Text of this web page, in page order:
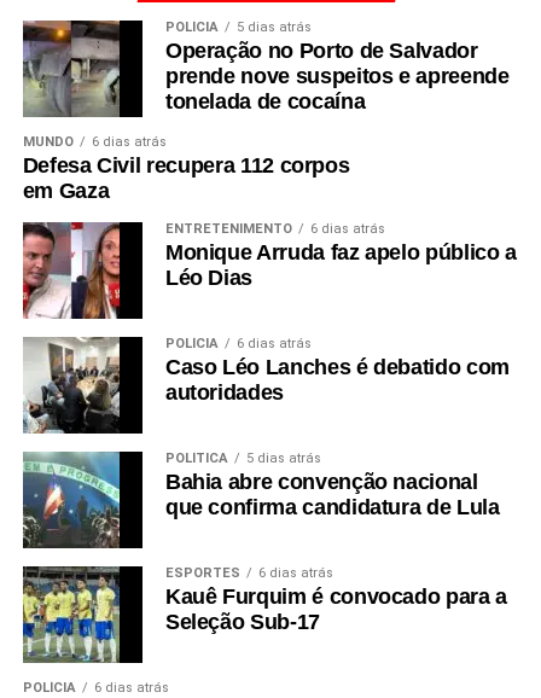
POLÍCIA 5 dias atrás
Operação no Porto de Salvador
prende nove suspeitos e apreende
tonelada de cocaína
MUNDO 6 dias atrás
Defesa Civil recupera 112 corpos
em Gaza
ENTRETENIMENTO 6 dias atrás
Monique Arruda faz apelo público a
Léo Dias
POLÍCIA 6 dias atrás
Caso Léo Lanches é debatido com
autoridades
POLÍTICA 5 dias atrás
Bahia abre convenção nacional
que confirma candidatura de Lula
ESPORTES 6 dias atrás
Kauê Furquim é convocado para a
Seleção Sub-17
POLÍCIA 6 dias atrás